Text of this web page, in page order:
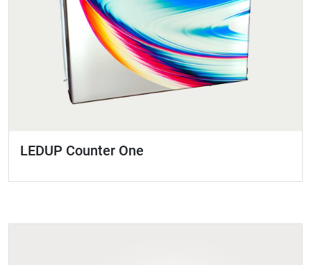
LEDUP Counter One